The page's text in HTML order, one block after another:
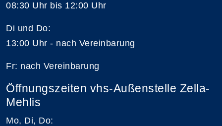
08:30 Uhr bis 12:00 Uhr
Di und Do:
13:00 Uhr - nach Vereinbarung
Fr: nach Vereinbarung
Öffnungszeiten vhs-Außenstelle Zella-
Mehlis
Mo, Di, Do: